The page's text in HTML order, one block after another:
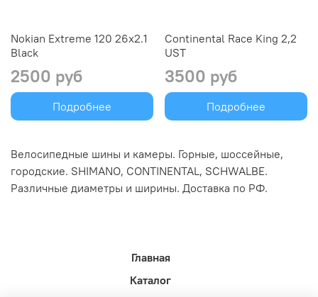
Nokian Extreme 120 26x2.1
Black
2500 руб
Подробнее
Continental Race King 2,2
UST
3500 руб
Подробнее
Велосипедные шины и камеры. Горные, шоссейные,
городские. SHIMANO, CONTINENTAL, SCHWALBE.
Различные диаметры и ширины. Доставка по РФ.
Главная
Каталог